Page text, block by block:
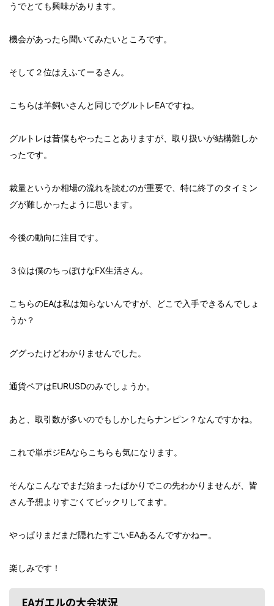
うでとても興味があります。
機会があったら聞いてみたいところです。
そして２位はえふてーるさん。
こちらは羊飼いさんと同じでグルトレEAですね。
グルトレは昔僕もやったことありますが、取り扱いが結構難しか
ったです。
裁量というか相場の流れを読むのが重要で、特に終了のタイミン
グが難しかったように思います。
今後の動向に注目です。
３位は僕のちっぽけなFX生活さん。
こちらのEAは私は知らないんですが、どこで入手できるんでしょ
うか？
ググったけどわかりませんでした。
通貨ペアはEURUSDのみでしょうか。
あと、取引数が多いのでもしかしたらナンピン？なんですかね。
これで単ポジEAならこちらも気になります。
そんなこんなでまだ始まったばかりでこの先わかりませんが、皆
さん予想よりすごくてビックリしてます。
やっぱりまだまだ隠れたすごいEAあるんですかねー。
楽しみです！
EAガエルの大会状況